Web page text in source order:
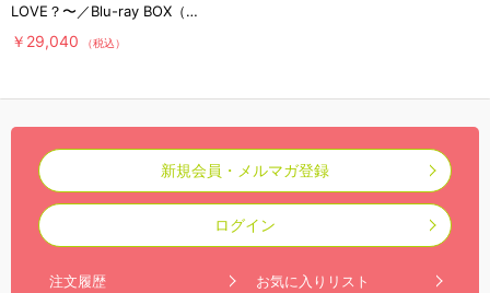
LOVE？〜／Blu-ray BOX（送
料無料・6枚組）
￥29,040 （税込）
新規会員・メルマガ登録
ログイン
注文履歴 お気に入りリスト